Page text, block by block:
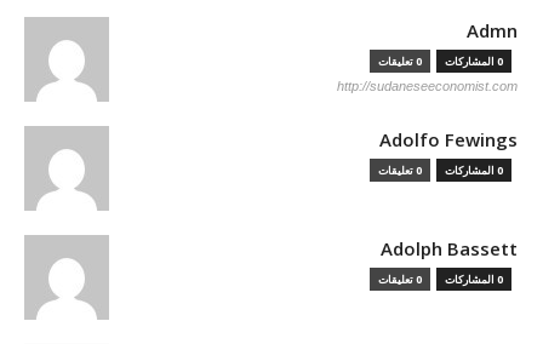
Admn
0 المشاركات 0 تعليقات
http://sudaneseeconomist.com
Adolfo Fewings
0 المشاركات 0 تعليقات
Adolph Bassett
0 المشاركات 0 تعليقات